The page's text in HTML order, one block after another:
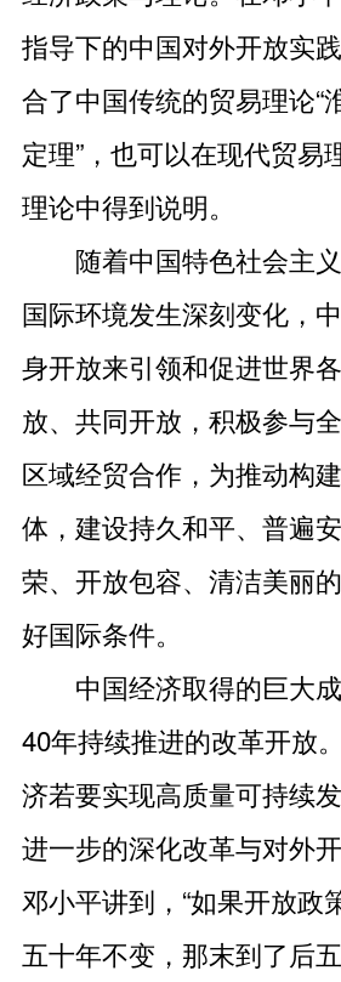
指导下的中国对外开放实
合了中国传统的贸易理论
定理”，也可以在现代贸易
理论中得到说明。
随着中国特色社会主义
国际环境发生深刻变化，
身开放来引领和促进世界
放、共同开放，积极参与
区域经贸合作，为推动构
体，建设持久和平、普遍
荣、开放包容、清洁美丽
好国际条件。
中国经济取得的巨大成
40年持续推进的改革开放
济若要实现高质量可持续
进一步的深化改革与对外
邓小平讲到，“如果开放政
五十年不变，那末到了后